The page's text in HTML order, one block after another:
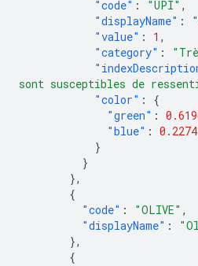
"code" : "UPI" ,
"displayName" :
"value" : 1 ,
"category" :
sont susceptibles de
"color" :
{
"green" :
"blue" :
}
}
},
{
"code" : "OLIVE" ,
"displayName" :
},
{